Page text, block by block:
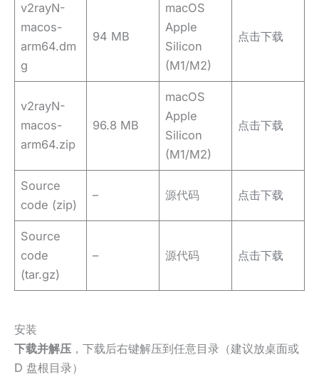
v2rayN-
macos-
arm64.dm
g
94 MB
macOS
Apple
Silicon
(M1/M2)
点击下载
v2rayN-
macos-
arm64.zip
96.8 MB
macOS
Apple
Silicon
(M1/M2)
点击下载
Source
code (zip)
– 源代码 点击下载
Source
code
(tar.gz)
– 源代码 点击下载
安装
下载并解压 ，下载后右键解压到任意目录（建议放桌面或
D 盘根目录）